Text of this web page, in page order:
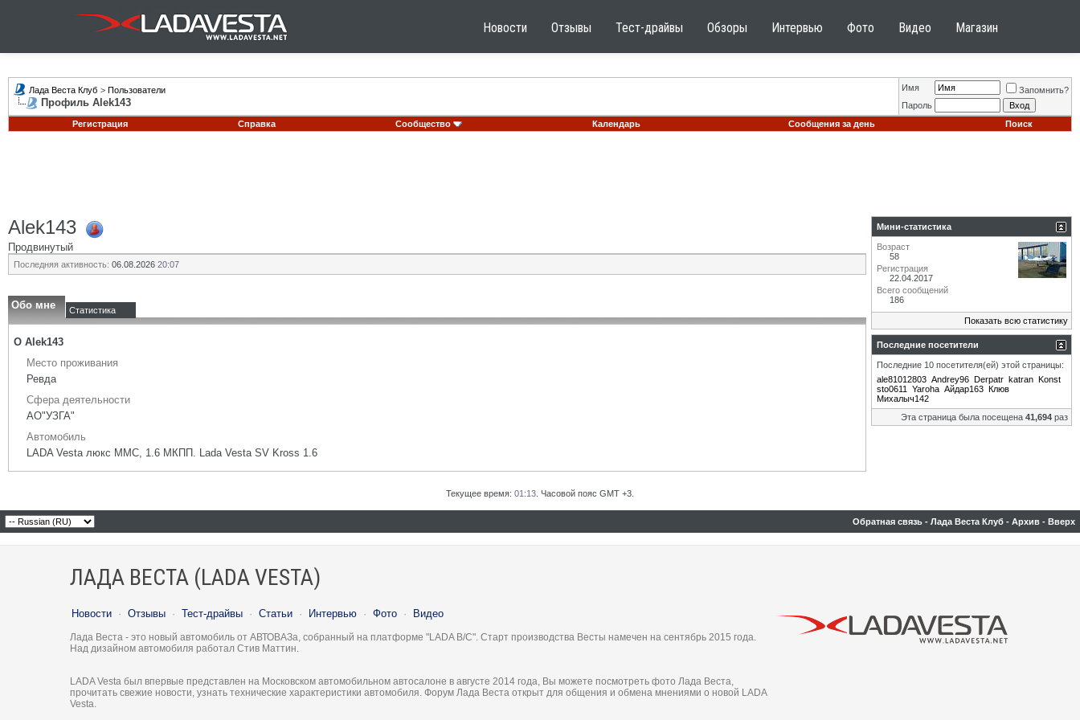
Новости Отзывы Тест-драйвы Обзоры Интервью Фото Видео Магазин
Лада Веста Клуб > Пользователи
Профиль Alek143
Имя
Запомнить?
Пароль
Регистрация
Справка Сообщество Календарь Сообщения за день Поиск
Alek143
Продвинутый
Последняя активность: 06.08.2026 20:07
Обо мне Статистика
О Alek143
Место проживания
Ревда
Сфера деятельности
АО"УЗГА"
Автомобиль
LADA Vesta люкс ММС, 1.6 МКПП. Lada Vesta SV Kross 1.6
Мини-статистика
Возраст
58
Регистрация
22.04.2017
Всего сообщений
186
Показать всю статистику
Последние посетители
Последние 10 посетителя(ей) этой страницы:
ale81012803 Andrey96 Derpatr katran Konst
sto0611
Yaroha Айдар163 Клюв
Михалыч142
Эта страница была посещена 41,694 раз
Текущее время: 01:13 . Часовой пояс GMT +3.
Обратная связь - Лада Веста Клуб - Архив - Вверх
ЛАДА ВЕСТА (LADA VESTA)
Новости · Отзывы · Тест-драйвы · Статьи · Интервью · Фото · Видео
Лада Веста - это новый автомобиль от АВТОВАЗа, собранный на платформе "LADA B/C". Старт производства Весты намечен на сентябрь 2015 года.
Над дизайном автомобиля работал Стив Маттин.
LADA Vesta был впервые представлен на Московском автомобильном автосалоне в августе 2014 года, Вы можете посмотреть фото Лада Веста,
прочитать свежие новости, узнать технические характеристики автомобиля. Форум Лада Веста открыт для общения и обмена мнениями о новой LADA
Vesta.